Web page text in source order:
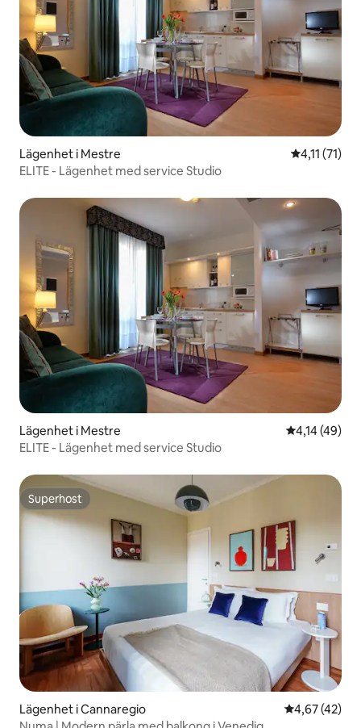
Lägenhet i Mestre 4,11 av 5 i
4,11 (71)
ELITE - Lägenhet med service Studio
Lägenhet i Mestre 4,14 av 5 i
4,14 (49)
ELITE - Lägenhet med service Studio
Superhost
Superhost
Lägenhet i Cannaregio 4,67 av 5 i
4,67 (42)